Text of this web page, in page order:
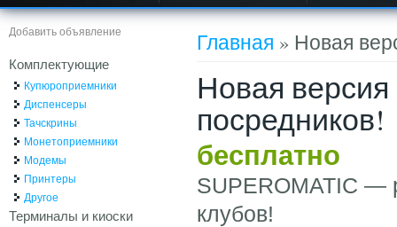
Вы здесь
Главная » Новая
Новая версия
посредников!
бесплатно
SUPEROMATIC —
клубов!
Добавить объявление
Комплектующие
Купюроприемники
Диспенсеры
Тачскрины
Монетоприемники
Модемы
Принтеры
Другое
Терминалы и киоски